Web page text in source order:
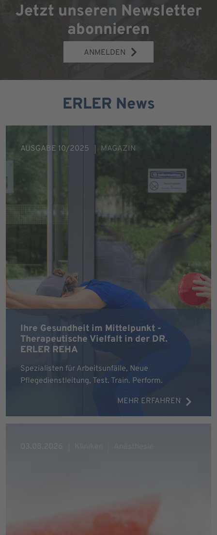
Jetzt unseren Newsletter
abonnieren
ANMELDEN
ERLER News
Ihre Gesundheit im Mittelpunkt -
Therapeutische Vielfalt in der DR.
ERLER REHA
Spezialisten für Arbeitsunfälle, Neue
Pflegedienstleitung, Test. Train. Perform.
MEHR ERFAHREN
AUSGABE 10/2025 MAGAZIN